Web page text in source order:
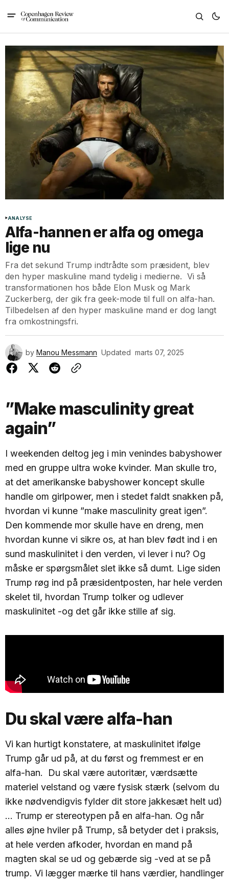
ANALYSE
Alfa-hannen er alfa og omega
lige nu
Fra det sekund Trump indtrådte som præsident, blev
den hyper maskuline mand tydelig i medierne. Vi så
transformationen hos både Elon Musk og Mark
Zuckerberg, der gik fra geek-mode til full on alfa-han.
Tilbedelsen af den hyper maskuline mand er dog langt
fra omkostningsfri.
by Manou Messmann Updated marts 07, 2025
”Make masculinity great
again”
I weekenden deltog jeg i min venindes babyshower
med en gruppe ultra woke kvinder. Man skulle tro,
at det amerikanske babyshower koncept skulle
handle om girlpower, men i stedet faldt snakken på,
hvordan vi kunne ”make masculinity great igen”.
Den kommende mor skulle have en dreng, men
hvordan kunne vi sikre os, at han blev født ind i en
sund maskulinitet i den verden, vi lever i nu? Og
måske er spørgsmålet slet ikke så dumt. Lige siden
Trump røg ind på præsidentposten, har hele verden
skelet til, hvordan Trump tolker og udlever
maskulinitet -og det går ikke stille af sig.
Du skal være alfa-han
Vi kan hurtigt konstatere, at maskulinitet ifølge
Trump går ud på, at du først og fremmest er en
alfa-han. Du skal være autoritær, værdsætte
materiel velstand og være fysisk stærk (selvom du
ikke nødvendigvis fylder dit store jakkesæt helt ud)
… Trump er stereotypen på en alfa-han. Og når
alles øjne hviler på Trump, så betyder det i praksis,
at hele verden afkoder, hvordan en mand på
magten skal se ud og gebærde sig -ved at se på
trump. Vi lægger mærke til hans værdier, handlinger